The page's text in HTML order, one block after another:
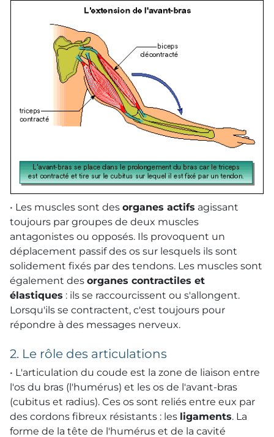
• Les muscles sont des organes actifs agissant
toujours par groupes de deux muscles
antagonistes ou opposés. Ils provoquent un
déplacement passif des os sur lesquels ils sont
solidement fixés par des tendons. Les muscles sont
également des organes contractiles et
élastiques : ils se raccourcissent ou s'allongent.
Lorsqu'ils se contractent, c'est toujours pour
répondre à des messages nerveux.
2. Le rôle des articulations
• L'articulation du coude est la zone de liaison entre
l'os du bras (l'humérus) et les os de l'avant-bras
(cubitus et radius). Ces os sont reliés entre eux par
des cordons fibreux résistants : les ligaments. La
forme de la tête de l'humérus et de la cavité